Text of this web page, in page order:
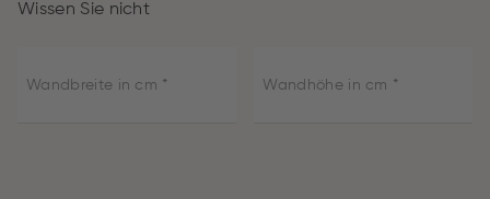
Wissen Sie nicht
Wandbreite in cm Wandhöhe in cm